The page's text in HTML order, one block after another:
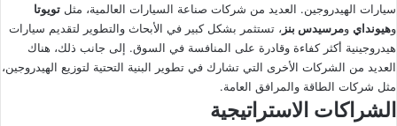
سيارات الهيدروجين. العديد من شركات صناعة السيارات العالمية، مثل تويوتا
وهيونداي ومرسيدس بنز ، تستثمر بشكل كبير في الأبحاث والتطوير لتقديم سيارات
هيدروجينية أكثر كفاءة وقادرة على المنافسة في السوق. إلى جانب ذلك، هناك
العديد من الشركات الأخرى التي تشارك في تطوير البنية التحتية لتوزيع الهيدروجين،
مثل شركات الطاقة والمرافق العامة.
الشراكات الاستراتيجية